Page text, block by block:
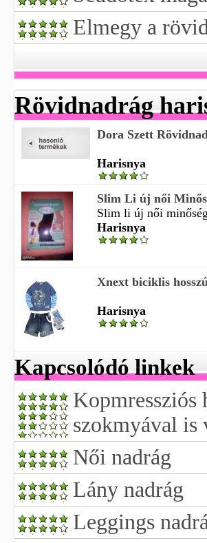
Elmegy a
Rövidnadrág
Dora Szett
Harisnya
Slim Li új női
Slim li új női
Harisnya
Xnext biciklis
Harisnya
Kapcsolódó linkek
Kopmressziós
szokmyával is
Női nadrág
Lány nadrág
Leggings